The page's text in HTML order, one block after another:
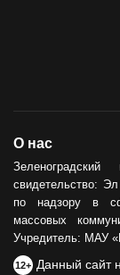
О нас
свидетельство:
по надзору в
массовых
Учредитель: МАУ
12+ Данный сайт